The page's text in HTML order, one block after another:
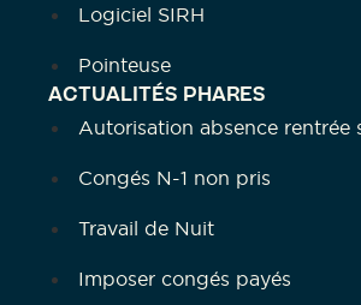
Logiciel SIRH
Pointeuse
ACTUALITÉS PHARES
Autorisation absence rentrée
Congés N-1 non pris
Travail de Nuit
Imposer congés payés